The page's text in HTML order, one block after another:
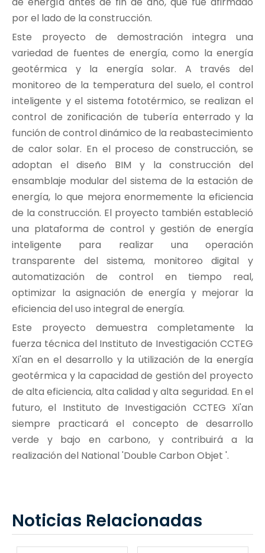
por el lado de la construcción.
Este proyecto de demostración integra una
variedad de fuentes de energía, como la energía
geotérmica y la energía solar. A través del
monitoreo de la temperatura del suelo, el control
inteligente y el sistema fototérmico, se realizan el
control de zonificación de tubería enterrado y la
función de control dinámico de la reabastecimiento
de calor solar. En el proceso de construcción, se
adoptan el diseño BIM y la construcción del
ensamblaje modular del sistema de la estación de
energía, lo que mejora enormemente la eficiencia
de la construcción. El proyecto también estableció
una plataforma de control y gestión de energía
inteligente para realizar una operación
transparente del sistema, monitoreo digital y
automatización de control en tiempo real,
optimizar la asignación de energía y mejorar la
eficiencia del uso integral de energía.
Este proyecto demuestra completamente la
fuerza técnica del Instituto de Investigación CCTEG
Xi'an en el desarrollo y la utilización de la energía
geotérmica y la capacidad de gestión del proyecto
de alta eficiencia, alta calidad y alta seguridad. En el
futuro, el Instituto de Investigación CCTEG Xi'an
siempre practicará el concepto de desarrollo
verde y bajo en carbono, y contribuirá a la
realización del National 'Double Carbon Objet '.
Noticias Relacionadas